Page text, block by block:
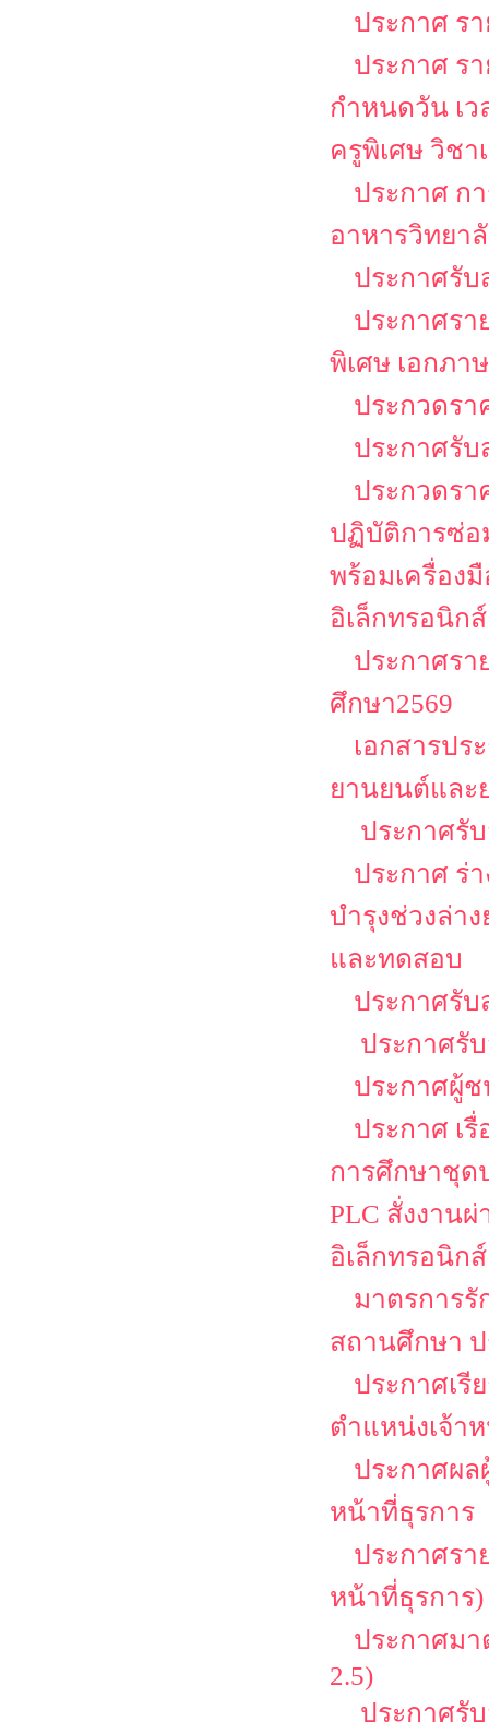
ประกาศ ร
ประกาศ ร
กำหนดวัน เ
ครูพิเศษ วิชา
ประกาศ ก
อาหารวิทยา
ประกาศรั
ประกาศรา
พิเศษ เอกภา
ประกวดร
ประกาศรั
ประกวดร
ปฏิบัติการซ่อ
พร้อมเครื่อง
อิเล็กทรอนิก
ประกาศร
ศึกษา2569
เอกสารป
ยานยนต์และ
ประกาศรั
ประกาศ ร่
บำรุงช่วงล่า
และทดสอบ
ประกาศรั
ประกาศรั
ประกาศผู้ช
ประกาศ เ
การศึกษาชุด
PLC สั่งงาน
อิเล็กทรอนิก
มาตรการ
สถานศึกษา ป
ประกาศเรี
ตำแหน่งเจ้า
ประกาศผล
หน้าที่ธุรการ
ประกาศรา
หน้าที่ธุรการ)
ประกาศมา
2.5)
ประกาศรั